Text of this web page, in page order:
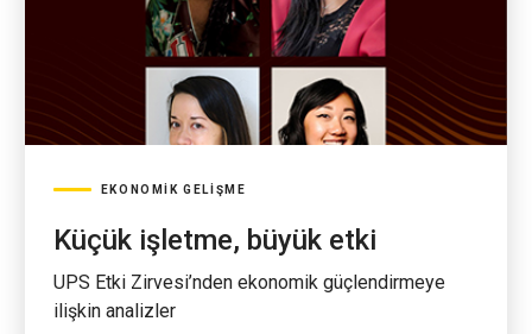
EKONOMIK GELIŞME
Küçük işletme, büyük etki
UPS Etki Zirvesi’nden ekonomik güçlendirmeye
ilişkin analizler